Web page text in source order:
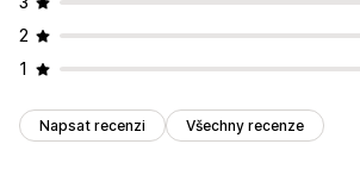
2
1
Napsat recenzi Všechny recenze